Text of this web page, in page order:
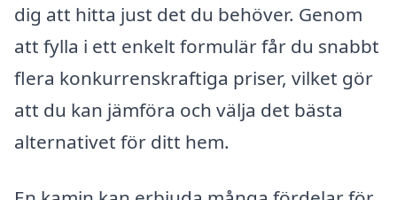
dig att hitta just det du behöver. Genom
att fylla i ett enkelt formulär får du snabbt
flera konkurrenskraftiga priser, vilket gör
att du kan jämföra och välja det bästa
alternativet för ditt hem.